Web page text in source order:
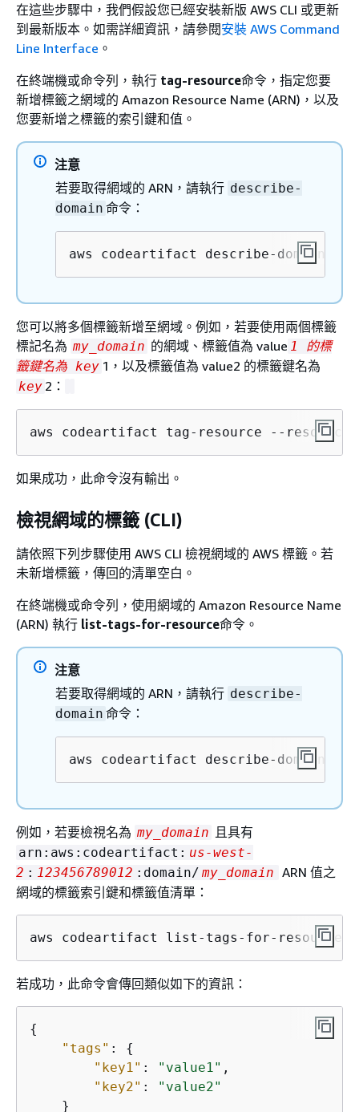
在這些步驟中，我們假設您已經安裝新版 AWS CLI 或更新
到最新版本。如需詳細資訊，請參閱安裝 AWS Command
Line Interface 。
在終端機或命令列，執行 tag-resource命令，指定您要
新增標籤之網域的 Amazon Resource Name (ARN)，以及
您要新增之標籤的索引鍵和值。
注意
若要取得網域的 ARN，請執行 describe-
domain 命令：
aws codeartifact describe-domain --
您可以將多個標籤新增至網域。例如，若要使用兩個標籤
標記名為 my_domain 的網域、標籤值為 value 1 的標
籤鍵名為 key 1，以及標籤值為 value2 的標籤鍵名為
key 2：
aws codeartifact tag-resource --
如果成功，此命令沒有輸出。
檢視網域的標籤 (CLI)
請依照下列步驟使用 AWS CLI 檢視網域的 AWS 標籤。若
未新增標籤，傳回的清單空白。
在終端機或命令列，使用網域的 Amazon Resource Name
(ARN) 執行 list-tags-for-resource命令。
注意
若要取得網域的 ARN，請執行 describe-
domain 命令：
aws codeartifact describe-domain --
例如，若要檢視名為 my_domain 且具有
arn:aws:codeartifact: us-west-
2 : 123456789012 :domain/ my_domain ARN 值之
網域的標籤索引鍵和標籤值清單：
aws codeartifact list-tags-for-resource
若成功，此命令會傳回類似如下的資訊：
{
"tags" : {
"key1" : "value1" ,
"key2" :
"value2"
    }